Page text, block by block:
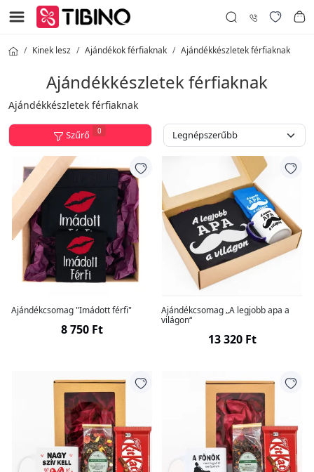
Kinek lesz Ajándékok férfiaknak Ajándékkészletek férfiaknak
Ajándékkészletek férfiaknak
Ajándékkészletek férfiaknak
Szűrő 0
Ajándékcsomag "Imádott férfi"
8 750 Ft
Ajándékcsomag „A legjobb apa a
világon“
13 320 Ft